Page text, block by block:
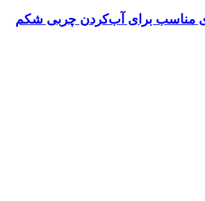
مناسب برای آب‌کردن چربی شکم